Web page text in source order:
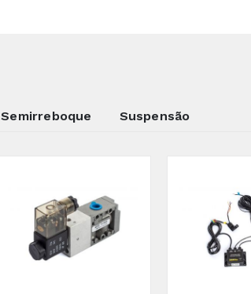
Semirreboque Suspensão